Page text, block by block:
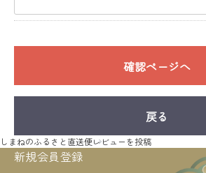
確認ページへ
戻る
しまねのふるさと直送便レビューを投稿
新規会員登録